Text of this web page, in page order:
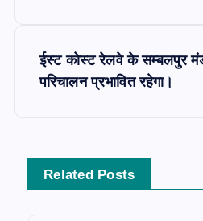
n
a
ईस्ट कोस्ट रेलवे के सम्बलपुर
परिचालन प्रभावित रहेगा।
Related Posts